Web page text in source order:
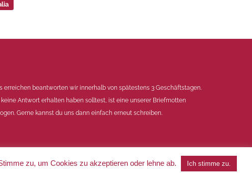
erreichen beantworten wir innerhalb von spätestens 3 Geschäftstagen.
Antwort erhalten haben solltest, ist eine unserer Briefmotten
Gerne kannst du uns dann einfach erneut schreiben.
zu, um Cookies zu akzeptieren oder lehne ab. Ich stimme zu.